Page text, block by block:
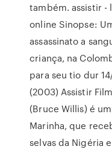
também. assistir -
online Sinopse:
assassinato a
criança, na
para seu tio dur
(2003) Assistir
(Bruce Willis) é
Marinha, que
selvas da Nigéria